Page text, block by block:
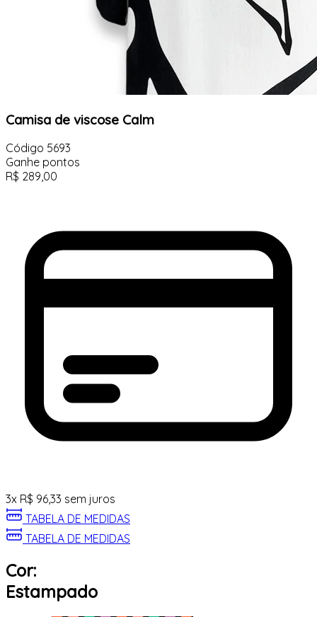
Camisa de viscose Calm
Código 5693
Ganhe pontos
R$ 289,00
3x R$ 96,33 sem juros
TABELA DE MEDIDAS
TABELA DE MEDIDAS
Cor:
Estampado